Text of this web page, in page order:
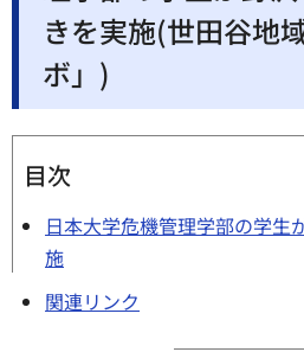
きを実施(世田谷地
ボ」)
目次
日本大学危機管理学部の学生
施
関連リンク